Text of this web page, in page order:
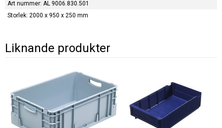
Art nummer: AL 9006.830.501
Storlek: 2000 x 950 x 250 mm
Liknande produkter